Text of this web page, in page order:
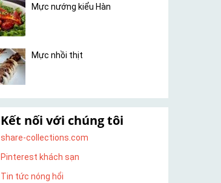
Mực nướng kiểu Hàn
Mực nhồi thịt
Kết nối với chúng tôi
share-collections.com
Pinterest khách sạn
Tin tức nóng hổi